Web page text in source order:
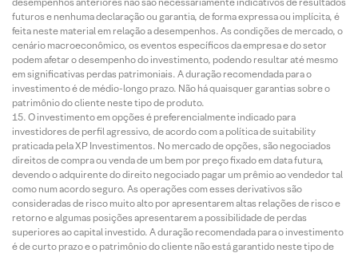
futuros e nenhuma declaração ou garantia, de forma expressa ou implícita, é
feita neste material em relação a desempenhos. As condições de mercado, o
cenário macroeconômico, os eventos específicos da empresa e do setor
podem afetar o desempenho do investimento, podendo resultar até mesmo
em significativas perdas patrimoniais. A duração recomendada para o
investimento é de médio-longo prazo. Não há quaisquer garantias sobre o
patrimônio do cliente neste tipo de produto.
O investimento em opções é preferencialmente indicado para
investidores de perfil agressivo, de acordo com a política de suitability
praticada pela XP Investimentos. No mercado de opções, são negociados
direitos de compra ou venda de um bem por preço fixado em data futura,
devendo o adquirente do direito negociado pagar um prêmio ao vendedor tal
como num acordo seguro. As operações com esses derivativos são
consideradas de risco muito alto por apresentarem altas relações de risco e
retorno e algumas posições apresentarem a possibilidade de perdas
superiores ao capital investido. A duração recomendada para o investimento
é de curto prazo e o patrimônio do cliente não está garantido neste tipo de